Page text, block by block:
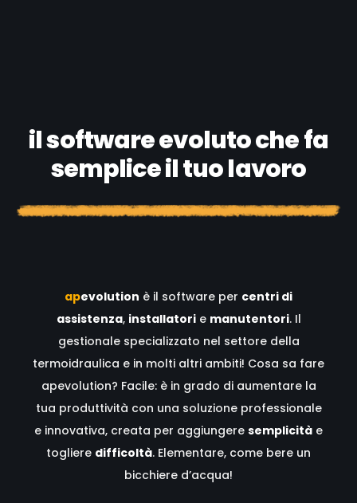
il software evoluto che fa
semplice il tuo lavoro
apevolution è il software per centri di
assistenza, installatorie manutentori. Il
gestionale specializzato nel settore della
termoidraulica e in molti altri ambiti! Cosa sa fare
apevolution? Facile: è in grado di aumentare la
tua produttività con una soluzione professionale
e innovativa, creata per aggiungere semplicità e
togliere difficoltà. Elementare, come bere un
bicchiere d’acqua!